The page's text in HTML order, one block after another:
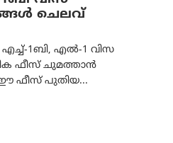
ചെലവ്
1ബി, എൽ-1 വിസ
ഫീസ് ചുമത്താൻ
ഫീസ് പുതിയ...